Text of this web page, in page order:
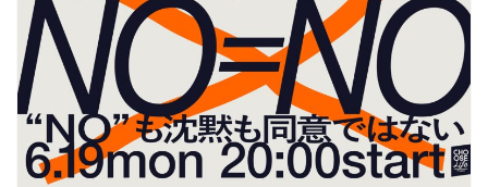
CLP市民と